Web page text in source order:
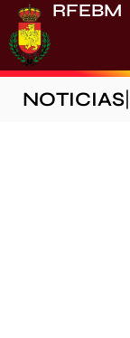
RFEBM
NOTICIAS